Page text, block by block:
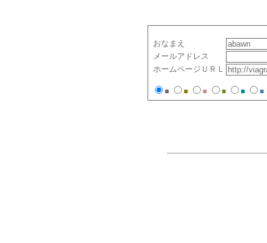
おなまえ
メールアドレス
ホームページＵＲＬ
■ ■ ■ ■ ■ ■